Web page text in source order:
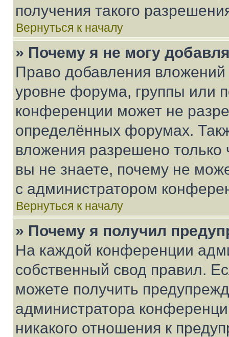
получения такого
Вернуться к началу
» Почему я не могу
Право добавления
уровне форума, группы или
конференции может не
определённых форумах.
вложения разрешено
вы не знаете, почему не
с администратором
Вернуться к началу
» Почему я получил
На каждой конференции
собственный свод правил.
можете получить
администратора
никакого отношения к